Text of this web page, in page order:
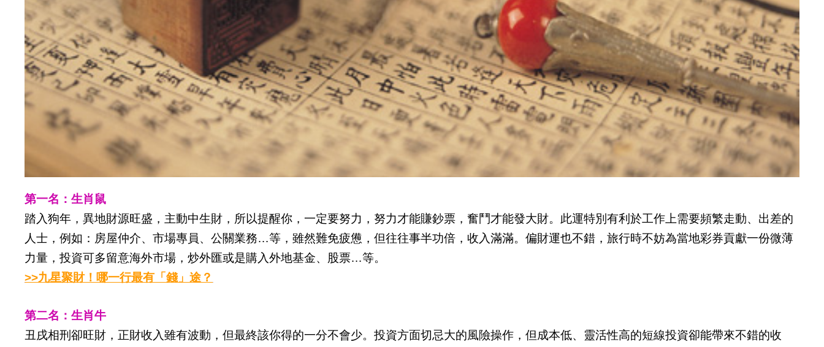
第一名：生肖鼠
踏入狗年，異地財源旺盛，主動中生財，所以提醒你，一定要努力，努力才能賺鈔票，奮鬥才能發大財。此運特別有利於工作上需要頻繁走動、出差的
人士，例如：房屋仲介、市場專員、公關業務…等，雖然難免疲憊，但往往事半功倍，收入滿滿。偏財運也不錯，旅行時不妨為當地彩券貢獻一份微薄
力量，投資可多留意海外市場，炒外匯或是購入外地基金、股票…等。
>>九星聚財！哪一行最有「錢」途？
第二名：生肖牛
丑戌相刑卻旺財，正財收入雖有波動，但最終該你得的一分不會少。投資方面切忌大的風險操作，但成本低、靈活性高的短線投資卻能帶來不錯的收